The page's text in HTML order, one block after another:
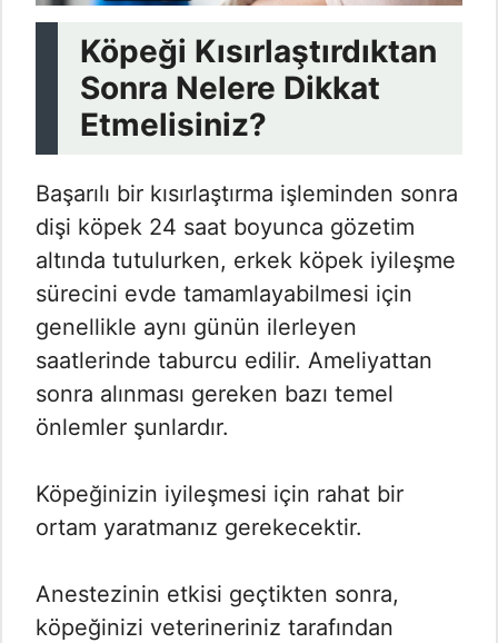
Köpeği Kısırlaştırdıktan
Sonra Nelere Dikkat
Etmelisiniz?
Başarılı bir kısırlaştırma işleminden sonra
dişi köpek 24 saat boyunca gözetim
altında tutulurken, erkek köpek iyileşme
sürecini evde tamamlayabilmesi için
genellikle aynı günün ilerleyen
saatlerinde taburcu edilir. Ameliyattan
sonra alınması gereken bazı temel
önlemler şunlardır.
Köpeğinizin iyileşmesi için rahat bir
ortam yaratmanız gerekecektir.
Anestezinin etkisi geçtikten sonra,
köpeğinizi veterineriniz tarafından